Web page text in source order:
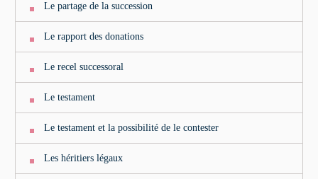
Le partage de la succession
Le rapport des donations
Le recel successoral
Le testament
Le testament et la possibilité de le contester
Les héritiers légaux